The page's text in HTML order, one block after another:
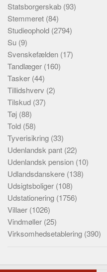
Statsborgerskab (93)
Stemmeret (84)
Studieophold (2794)
Su (9)
Svenskefælden (17)
Tandlæger (160)
Tasker (44)
Tillidshverv (2)
Tilskud (37)
Tøj (88)
Told (58)
Tyverisikring (33)
Udenlandsk pant (22)
Udenlandsk pension (10)
Udlandsdanskere (138)
Udsigtsboliger (108)
Udstationering (1756)
Villaer (1026)
Vindmøller (25)
Virksomhedsetablering (390)